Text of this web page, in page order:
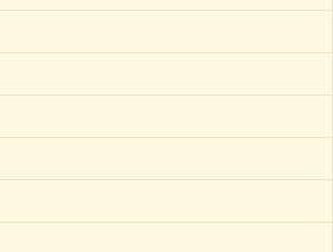
販売開始
ングのご案内
サイト本日開店
院VSサーバント職員 サッカー試合日程変更